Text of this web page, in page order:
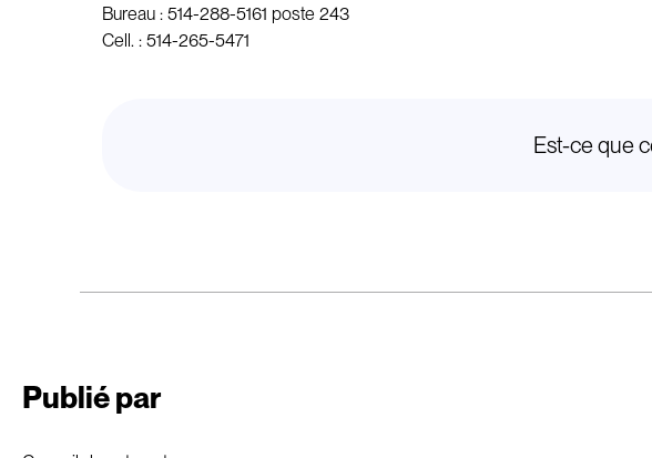
Bureau : 514-288-5161 poste 243
Cell. : 514-265-5471
Est-ce que
Publié par